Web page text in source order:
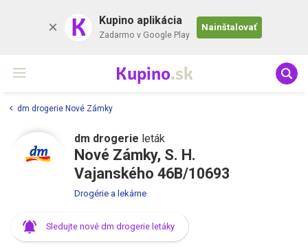
K Kupino aplikácia
Zadarmo v Google Play
Nainštalovať
Kupino.sk
dm drogerie Nové Zámky
dm drogerie leták
Nové Zámky, S. H.
Vajanského 46B/10693
Drogérie a lekárne
Sledujte nové dm drogerie letáky